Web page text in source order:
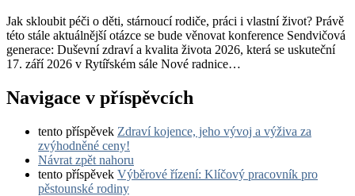
Jak skloubit péči o děti, stárnoucí rodiče, práci i vlastní život? Právě
této stále aktuálnější otázce se bude věnovat konference Sendvičová
generace: Duševní zdraví a kvalita života 2026, která se uskuteční
17. září 2026 v Rytířském sále Nové radnice…
Navigace v příspěvcích
tento příspěvek Zdraví kojence, jeho vývoj a výživa za
zvýhodněné ceny!
Návrat zpět nahoru
tento příspěvek Výběrové řízení: Klíčový pracovník pro
pěstounské rodiny